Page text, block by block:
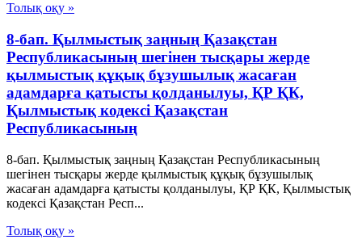
Толық оқу »
8-бап. Қылмыстық заңның Қазақстан
Республикасының шегiнен тысқары жерде
қылмыстық құқық бұзушылық жасаған
адамдарға қатысты қолданылуы, ҚР ҚК,
Қылмыстық кодексi Қазақстан
Республикасының
8-бап. Қылмыстық заңның Қазақстан Республикасының
шегiнен тысқары жерде қылмыстық құқық бұзушылық
жасаған адамдарға қатысты қолданылуы, ҚР ҚК, Қылмыстық
кодексi Қазақстан Респ...
Толық оқу »